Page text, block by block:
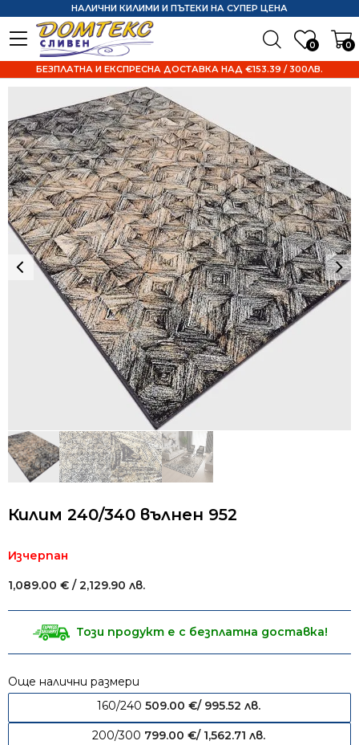
0 0
НАЛИЧНИ КИЛИМИ И ПЪТЕКИ НА СУПЕР ЦЕНА
БЕЗПЛАТНА И ЕКСПРЕСНА ДОСТАВКА НАД €153.39 / 300ЛВ.
Килим 240/340 вълнен 952
Изчерпан
1,089.00 € / 2,129.90 лв.
Този продукт е с безплатна доставка!
Още налични размери
160/240 509.00 €/ 995.52 лв.
200/300 799.00 €/ 1,562.71 лв.